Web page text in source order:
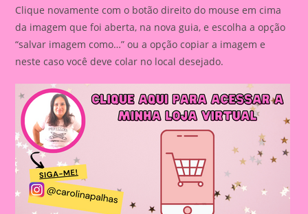
Clique novamente com o botão direito do mouse em cima
da imagem que foi aberta, na nova guia, e escolha a opção
“salvar imagem como…” ou a opção copiar a imagem e
neste caso você deve colar no local desejado.